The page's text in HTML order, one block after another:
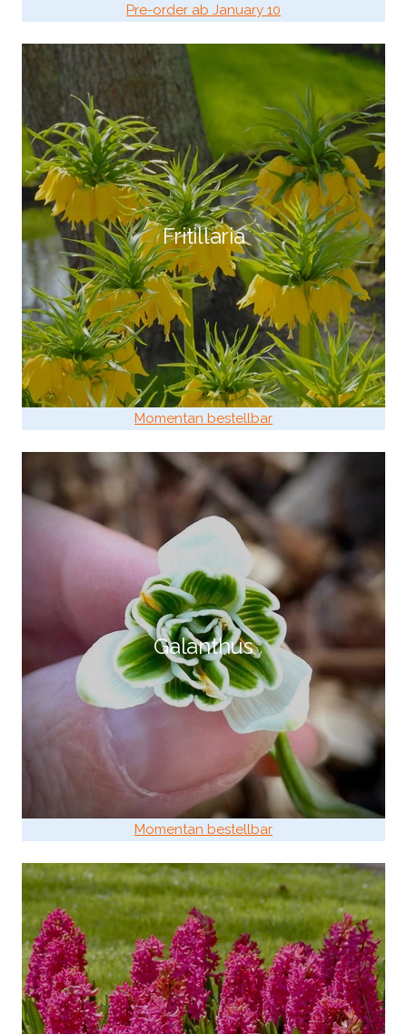
Pre-order ab January 10
Fritillaria
Momentan bestellbar
Galanthus
Momentan bestellbar